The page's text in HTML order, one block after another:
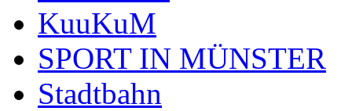
KuuKuM
SPORT IN MÜNSTER
Stadtbahn